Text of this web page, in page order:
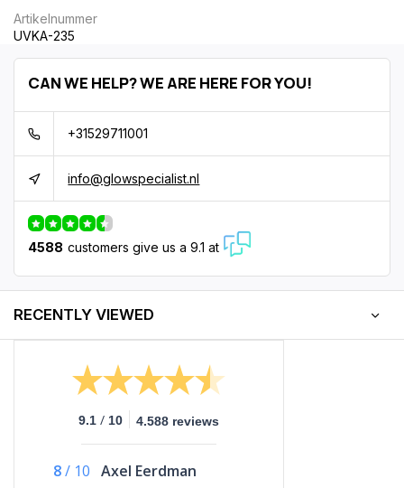
Artikelnummer
UVKA-235
CAN WE HELP? WE ARE HERE FOR YOU!
+31529711001
info@glowspecialist.nl
4588 customers give us a 9.1 at
RECENTLY VIEWED
9.1 / 10 4.588 reviews
8/ 10 Axel Eerdman